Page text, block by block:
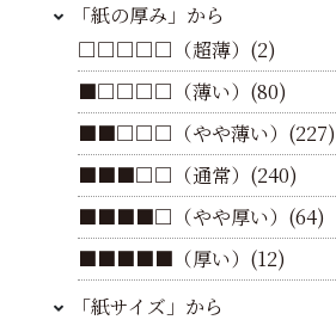
「紙の厚み」から
□□□□□（超薄）(2)
■□□□□（薄い）(80)
■■□□□（やや薄い）(227)
■■■□□（通常）(240)
■■■■□（やや厚い）(64)
■■■■■（厚い）(12)
「紙サイズ」から